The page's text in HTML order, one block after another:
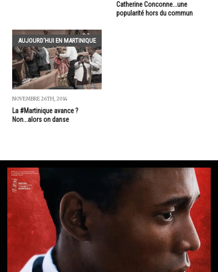
Catherine Conconne...une
popularité hors du commun
AUJOURD'HUI EN MARTINIQUE
NOVEMBRE 26TH, 2014
La #Martinique avance ?
Non...alors on danse